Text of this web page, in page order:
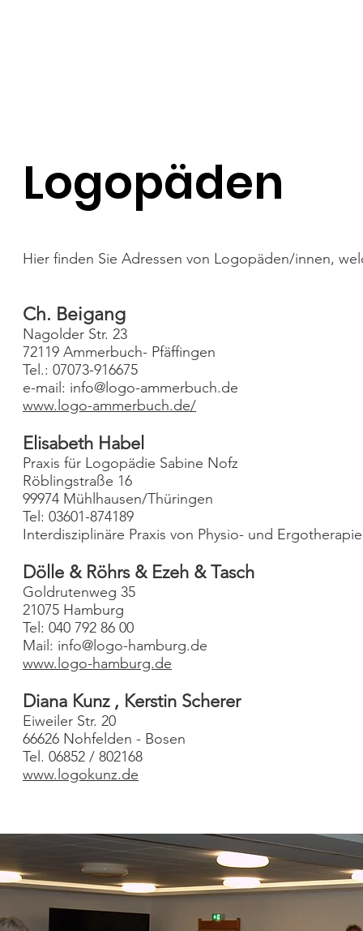
Logopäden
Hier finden Sie Adressen von Logopäden/innen,
Ch. Beigang
Nagolder Str. 23
72119 Ammerbuch- Pfäffingen
Tel.: 07073-916675
e-mail: info@logo-ammerbuch.de
www.logo-ammerbuch.de/
Elisabeth Habel
Praxis für Logopädie Sabine Nofz
Röblingstraße 16
99974 Mühlhausen/Thüringen
Tel: 03601-874189
Interdisziplinäre Praxis von Physio- und
Dölle & Röhrs & Ezeh & Tasch
Goldrutenweg 35
21075 Hamburg
Tel: 040 792 86 00
Mail: info@logo-hamburg.de
www.logo-hamburg.de
Diana Kunz , Kerstin Scherer
Eiweiler Str. 20
66626 Nohfelden - Bosen
Tel. 06852 / 802168
www.logokunz.de